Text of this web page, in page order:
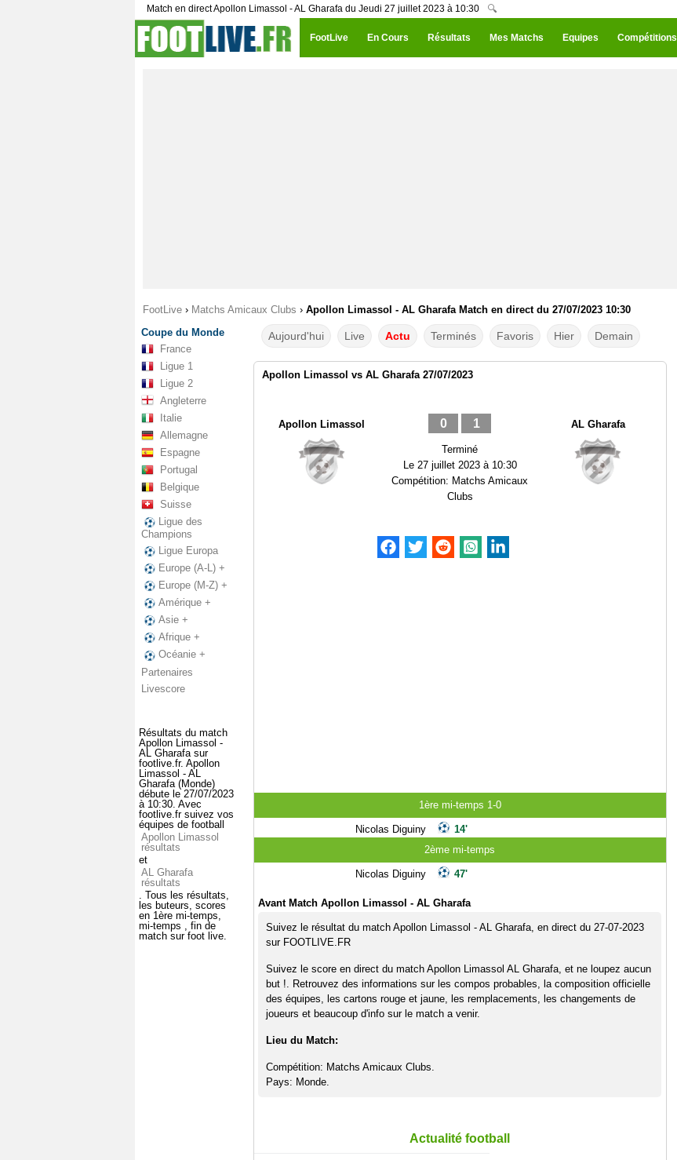
Match en direct Apollon Limassol - AL Gharafa du Jeudi 27 juillet 2023 à 10:30 🔍
FootLive En Cours Résultats Mes Matchs Equipes Compétitions
FootLive › Matchs Amicaux Clubs › Apollon Limassol - AL Gharafa Match en direct du 27/07/2023 10:30
Coupe du Monde
France
Ligue 1
Ligue 2
Angleterre
Italie
Allemagne
Espagne
Portugal
Belgique
Suisse
Ligue des
Champions
Ligue Europa
Europe (A-L) +
Europe (M-Z) +
Amérique +
Asie +
Afrique +
Océanie +
Partenaires
Livescore
Résultats du match
Apollon Limassol -
AL Gharafa sur
footlive.fr. Apollon
Limassol - AL
Gharafa (Monde)
débute le 27/07/2023
à 10:30. Avec
footlive.fr suivez vos
équipes de football
Apollon Limassol
résultats
et
AL Gharafa
résultats
. Tous les résultats,
les buteurs, scores
en 1ère mi-temps,
mi-temps , fin de
match sur foot live.
Aujourd'hui Live Actu Terminés Favoris Hier Demain
Apollon Limassol vs AL Gharafa 27/07/2023
Apollon Limassol 0 1
Terminé
Le 27 juillet 2023 à 10:30
Compétition: Matchs Amicaux
Clubs
AL Gharafa
1ère mi-temps 1-0
Nicolas Diguiny
14'
2ème mi-temps
Nicolas Diguiny 47'
Avant Match Apollon Limassol - AL Gharafa
Suivez le résultat du match Apollon Limassol - AL Gharafa, en direct du 27-07-2023
sur FOOTLIVE.FR
Suivez le score en direct du match Apollon Limassol AL Gharafa, et ne loupez aucun
but !. Retrouvez des informations sur les compos probables, la composition officielle
des équipes, les cartons rouge et jaune, les remplacements, les changements de
joueurs et beaucoup d'info sur le match a venir.
Lieu du Match:
Compétition: Matchs Amicaux Clubs.
Pays: Monde.
Actualité football